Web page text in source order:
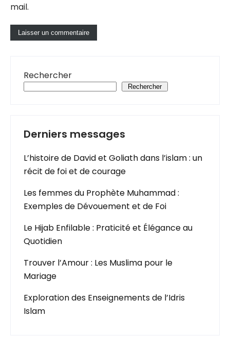
mail.
Rechercher
Rechercher
Derniers messages
L’histoire de David et Goliath dans l’islam : un
récit de foi et de courage
Les femmes du Prophète Muhammad :
Exemples de Dévouement et de Foi
Le Hijab Enfilable : Praticité et Élégance au
Quotidien
Trouver l’Amour : Les Muslima pour le
Mariage
Exploration des Enseignements de l’Idris
Islam